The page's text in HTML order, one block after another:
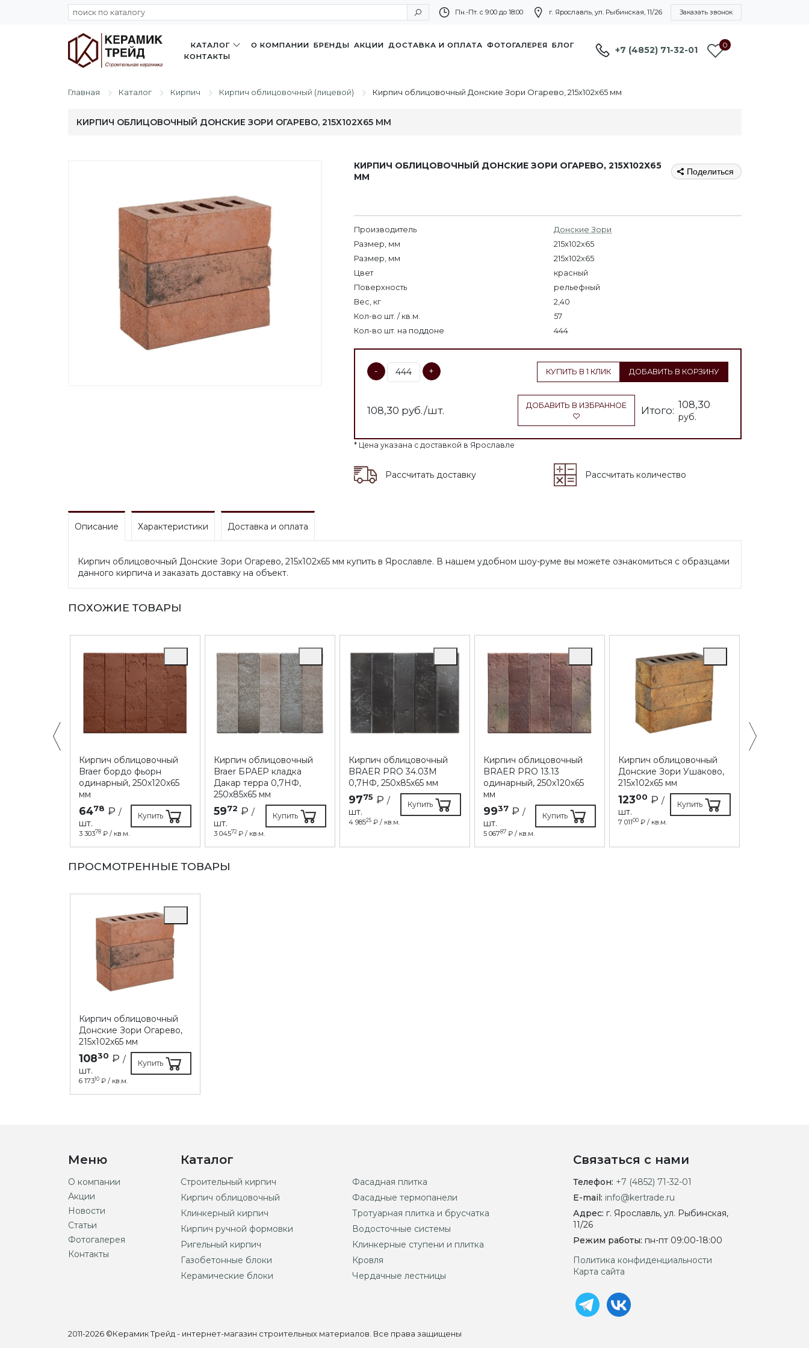
Пн.-Пт. с 9:00 до 18:00 г. Ярославль, ул. Рыбинская, 11/26 Заказать звонок
КАТАЛОГ О КОМПАНИИ БРЕНДЫ АКЦИИ ДОСТАВКА И ОПЛАТА ФОТОГАЛЕРЕЯ БЛОГ
КОНТАКТЫ
+7 (4852) 71-32-01 0
Главная Каталог Кирпич Кирпич облицовочный (лицевой) Кирпич облицовочный Донские Зори Огарево, 215х102х65 мм
КИРПИЧ ОБЛИЦОВОЧНЫЙ ДОНСКИЕ ЗОРИ ОГАРЕВО, 215Х102Х65 ММ
КИРПИЧ ОБЛИЦОВОЧНЫЙ ДОНСКИЕ ЗОРИ ОГАРЕВО, 215Х102Х65
ММ
Поделиться
Производитель
Донские Зори
Размер, мм
215x102x65
Размер, мм
215х102х65
Цвет
красный
Поверхность
рельефный
Вес, кг
2,40
Кол-во шт. / кв.м.
57
Кол-во шт. на поддоне
444
- + КУПИТЬ В 1 КЛИК ДОБАВИТЬ В КОРЗИНУ
108,30 руб./шт. ДОБАВИТЬ В ИЗБРАННОЕ Итого: 108,30
руб.
* Цена указана с доставкой в Ярославле
Рассчитать доставку Рассчитать количество
Описание Характеристики Доставка и оплата
Кирпич облицовочный Донские Зори Огарево, 215х102х65 мм купить в Ярославле. В нашем удобном шоу-руме вы можете ознакомиться с образцами
данного кирпича и заказать доставку на объект.
ПОХОЖИЕ ТОВАРЫ
Кирпич облицовочный
Braer бордо фьорн
одинарный, 250х120х65
мм
6478 ₽ /
шт.
3 30378 ₽ / кв.м.
Купить
Кирпич облицовочный
Braer БРАЕР кладка
Дакар терра 0,7НФ,
250х85х65 мм
5972 ₽ /
шт.
3 04572 ₽ / кв.м.
Купить
Кирпич облицовочный
BRAER PRO 34.03М
0,7НФ, 250х85х65 мм
9775 ₽ /
шт.
4 98525 ₽ / кв.м.
Купить
Кирпич облицовочный
BRAER PRO 13.13
одинарный, 250х120х65
мм
9937 ₽ /
шт.
5 06787 ₽ / кв.м.
Купить
Кирпич облицовочный
Донские Зори Ушаково,
215х102х65 мм
12300 ₽ /
шт.
7 01100 ₽ / кв.м.
Купить
ПРОСМОТРЕННЫЕ ТОВАРЫ
Кирпич облицовочный
Донские Зори Огарево,
215х102х65 мм
10830 ₽ /
шт.
6 17310 ₽ / кв.м.
Купить
Меню
О компании
Акции
Новости
Статьи
Фотогалерея
Контакты
Каталог
Строительный кирпич
Кирпич облицовочный
Клинкерный кирпич
Кирпич ручной формовки
Ригельный кирпич
Газобетонные блоки
Керамические блоки
Фасадная плитка
Фасадные термопанели
Тротуарная плитка и брусчатка
Водосточные системы
Клинкерные ступени и плитка
Кровля
Чердачные лестницы
Связаться с нами
Телефон: +7 (4852) 71-32-01
E-mail: info@kertrade.ru
Адрес: г. Ярославль, ул. Рыбинская,
11/26
Режим работы: пн-пт 09:00-18:00
Политика конфиденциальности
Карта сайта
2011-2026 ©Керамик Трейд - интернет-магазин строительных материалов. Все права защищены